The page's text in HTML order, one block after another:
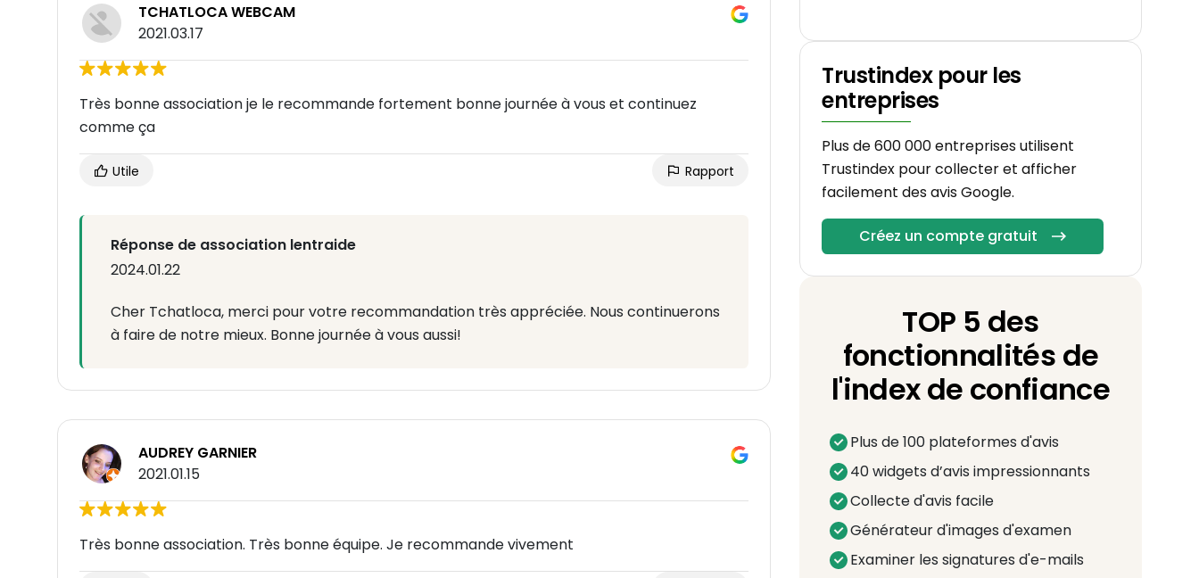
TCHATLOCA WEBCAM
2021.03.17
Très bonne association je le recommande fortement bonne journée à vous et continuez
comme ça
Utile Rapport
Réponse de association lentraide
2024.01.22
Cher Tchatloca, merci pour votre recommandation très appréciée. Nous continuerons
à faire de notre mieux. Bonne journée à vous aussi!
AUDREY GARNIER
2021.01.15
Très bonne association. Très bonne équipe. Je recommande vivement
Trustindex pour les
entreprises
Plus de 600 000 entreprises utilisent
Trustindex pour collecter et afficher
facilement des avis Google.
Créez un compte gratuit
TOP 5 des
fonctionnalités de
l'index de confiance
Plus de 100 plateformes d'avis
40 widgets d’avis impressionnants
Collecte d'avis facile
Générateur d'images d'examen
Examiner les signatures d'e-mails